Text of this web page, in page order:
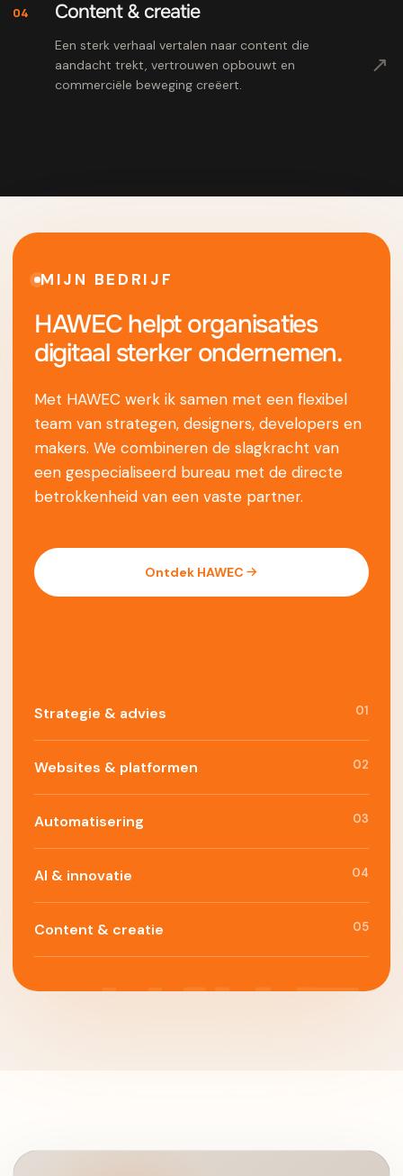
04 Content & creatie
Een sterk verhaal vertalen naar content die
aandacht trekt, vertrouwen opbouwt en
commerciële beweging creëert.
↗
MIJN BEDRIJF
HAWEC helpt organisaties
digitaal sterker ondernemen.
Met HAWEC werk ik samen met een flexibel
team van strategen, designers, developers en
makers. We combineren de slagkracht van
een gespecialiseerd bureau met de directe
betrokkenheid van een vaste partner.
Ontdek HAWEC
Strategie & advies 01
Websites & platformen 02
Automatisering 03
AI & innovatie 04
Content & creatie 05